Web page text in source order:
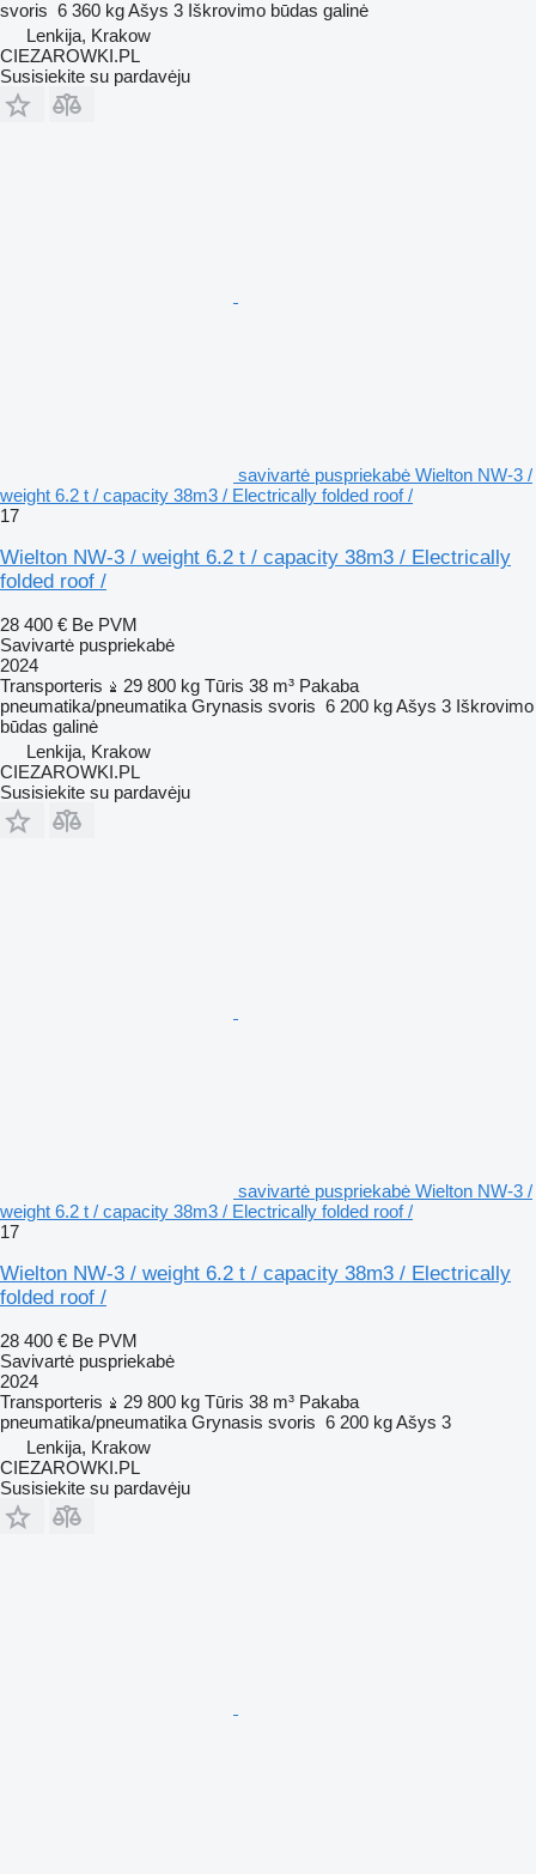
svoris 6 360 kgAšys 3 Iškrovimo būdas galinė
Lenkija, Krakow
CIEZAROWKI.PL
Susisiekite su pardavėju
savivartė puspriekabė Wielton NW-3 /
weight 6.2 t / capacity 38m3 / Electrically folded roof /
17
Wielton NW-3 / weight 6.2 t / capacity 38m3 / Electrically
folded roof /
28 400 € Be PVM
Savivartė puspriekabė
2024
Transporteris
29 800 kg Tūris 38 m³ Pakaba
pneumatika/pneumatika Grynasis svoris 6 200 kgAšys 3 Iškrovimo
būdas galinė
Lenkija, Krakow
CIEZAROWKI.PL
Susisiekite su pardavėju
savivartė puspriekabė Wielton NW-3 /
weight 6.2 t / capacity 38m3 / Electrically folded roof /
17
Wielton NW-3 / weight 6.2 t / capacity 38m3 / Electrically
folded roof /
28 400 € Be PVM
Savivartė puspriekabė
2024
Transporteris
29 800 kg Tūris 38 m³ Pakaba
pneumatika/pneumatika Grynasis svoris 6 200 kgAšys 3
Lenkija, Krakow
CIEZAROWKI.PL
Susisiekite su pardavėju